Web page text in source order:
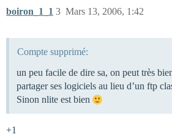
boiron_1_1 Mars 13, 2006, 1:42
3
Compte supprimé:
un peu facile de dire sa, on peut très
partager ses logiciels au lieu d’un ftp
Sinon nlite est bien
+1